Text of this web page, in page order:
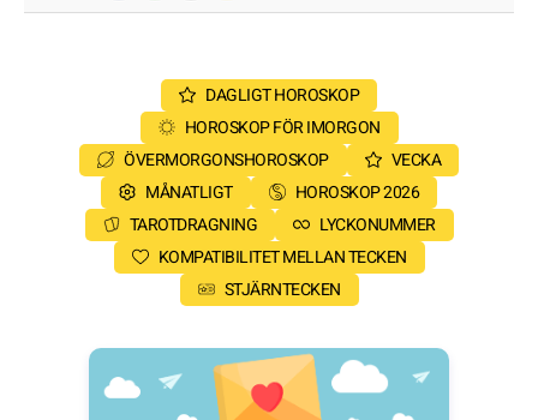
DAGLIGT HOROSKOP
HOROSKOP FÖR IMORGON
ÖVERMORGONSHOROSKOP
VECKA
MÅNATLIGT
HOROSKOP 2026
TAROTDRAGNING
LYCKONUMMER
KOMPATIBILITET MELLAN TECKEN
STJÄRNTECKEN